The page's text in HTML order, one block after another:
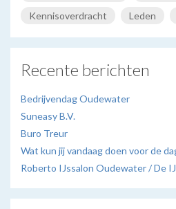
Kennisoverdracht
Leden
Recente berichten
Bedrijvendag Oudewater
Suneasy B.V.
Buro Treur
Wat kun jij vandaag doen voor de
Roberto IJssalon Oudewater / De